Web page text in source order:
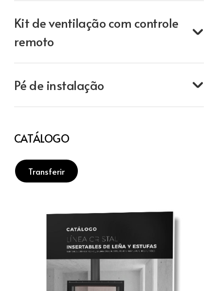
Kit de ventilação com controle
remoto
Pé de instalação
CATÁLOGO
Transferir